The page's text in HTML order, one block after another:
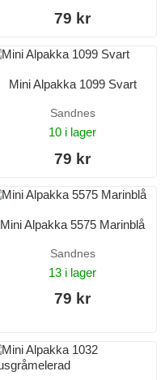
79 kr
Mini Alpakka 1099 Svart
Sandnes
10 i lager
79 kr
Mini Alpakka 5575 Marinblå
Sandnes
13 i lager
79 kr